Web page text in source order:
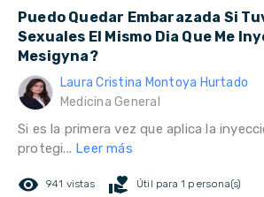
Puedo Quedar Embarazada Si
Sexuales El Mismo Dia Que Me
Mesigyna?
Laura Cristina Montoya Hurtado
Medicina General
Si es la primera vez que aplica la
protegi... Leer más
remove_red_eye 941 vistas volunteer_activism Útil para 1 persona(s)